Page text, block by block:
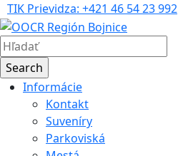
TIK Prievidza: +421 46 54 23 992
Informácie
Kontakt
Suveníry
Parkoviská